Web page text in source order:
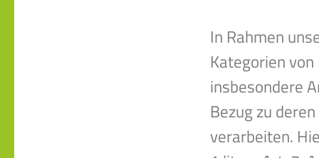
In Rahmen
Kategorien von
insbesondere
Bezug zu
verarbeiten.